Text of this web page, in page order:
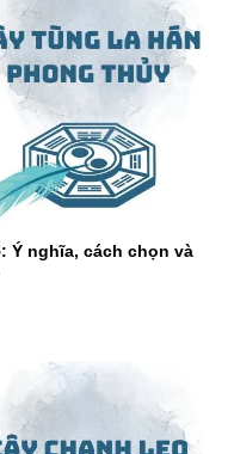
Ý nghĩa, cách chọn và